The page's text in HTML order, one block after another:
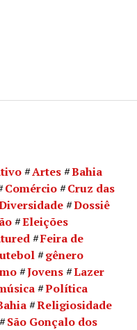
Artes
Bahia
Comércio
Cruz das
Dossiê
Eleições
Feira de
gênero
Jovens
Lazer
Política
Religiosidade
São Gonçalo dos